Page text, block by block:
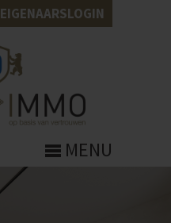
EIGENAARSLOGIN
MENU